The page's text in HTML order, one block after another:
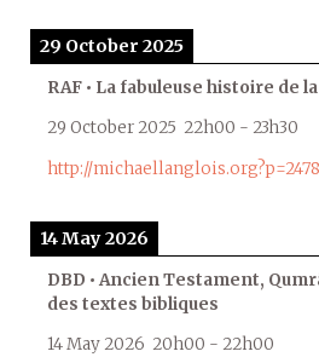
29 October 2025
RAF • La fabuleuse histoire de
29 October 2025 22h00 - 23h30
http://
14 May 2026
DBD • Ancien Testament,
des textes bibliques
14 May 2026 20h00 - 22h00